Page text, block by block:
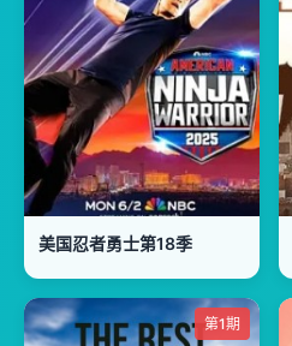
美国忍者勇士第18季
第1期